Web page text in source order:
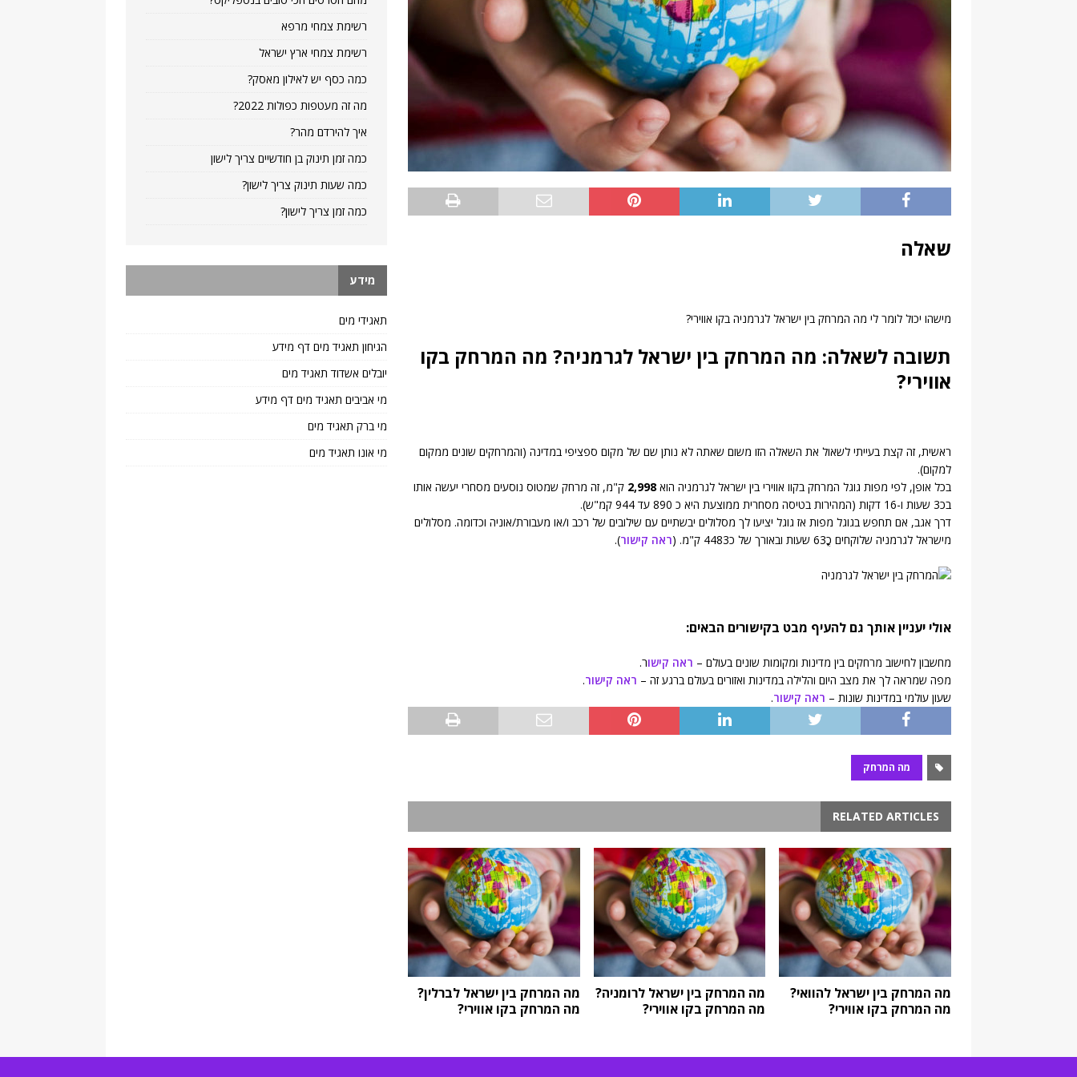
שאלה
מישהו יכול לומר לי מה המרחק בין ישראל לגרמניה בקו אווירי?
תשובה לשאלה: מה המרחק בין ישראל לגרמניה? מה המרחק בקו
אווירי?
ראשית, זה קצת בעייתי לשאול את השאלה הזו משום שאתה לא נותן שם של מקום ספציפי במדינה (והמרחקים שונים ממקום
למקום).
בכל אופן, לפי מפות גוגל המרחק בקוו אווירי בין ישראל לגרמניה הוא 2,998 ק"מ, זה מרחק שמטוס נוסעים מסחרי יעשה אותו
בכ3 שעות ו-16 דקות (המהירות בטיסה מסחרית ממוצעת היא כ 890 עד 944 קמ"ש).
דרך אגב, אם תחפש בגוגל מפות אז גוגל יציעו לך מסלולים יבשתיים עם שילובים של רכב ו/או מעבורת/אוניה וכדומה. מסלולים
מישראל לגרמניה שלוקחים כֳ63 שעות ובאורך של כ4483 ק"מ. (
ראה קישור).
אולי יעניין אותך גם להעיף מבט בקישורים הבאים:
מחשבון לחישוב מרחקים בין מדינות ומקומות שונים בעולם – ראה קישור.
מפה שמראה לך את מצב היום והלילה במדינות ואזורים בעולם ברגע זה – ראה קישור.
שעון עולמי במדינות שונות – ראה קישור.
מה המרחק
RELATED ARTICLES
מה המרחק בין ישראל להוואי?
מה המרחק בקו אווירי?
מה המרחק בין ישראל לרומניה?
מה המרחק בקו אווירי?
מה המרחק בין ישראל לברלין?
מה המרחק בקו אווירי?
רשימת צמחי מרפא
רשימת צמחי ארץ ישראל
כמה כסף יש לאילון מאסק?
מה זה מעטפות כפולות 2022?
איך להירדם מהר?
כמה זמן תינוק בן חודשיים צריך לישון
כמה שעות תינוק צריך לישון?
כמה זמן צריך לישון?
מידע
תאגידי מים
הגיחון תאגיד מים דף מידע
יובלים אשדוד תאגיד מים
מי אביבים תאגיד מים דף מידע
מי ברק תאגיד מים
מי אונו תאגיד מים